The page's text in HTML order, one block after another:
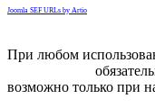
Joomla SEF URLs by Artio
При любом
возможно только при